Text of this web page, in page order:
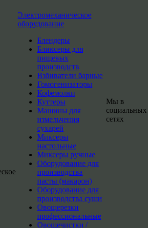
Электромеханическое
оборудование
Блендеры
Бликсеры для
пищевых
производств
Взбиватели барные
Гомогенизаторы
Кофемолки
Куттеры
Машины для
измельчения
сухарей
Миксеры
настольные
Миксеры ручные
Оборудование для
производства
пасты (макарон)
Оборудование для
производства суши
Овощерезки
профессиональные
Овощечистки /
Мы в
социальных
сетях